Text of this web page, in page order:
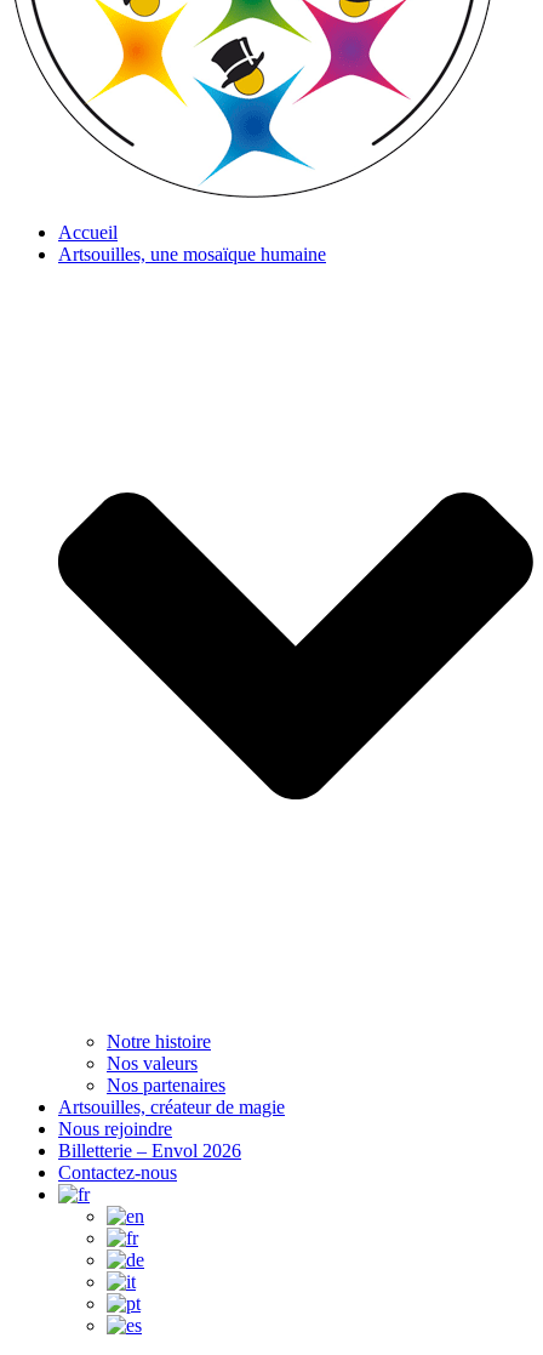
Accueil
Artsouilles, une mosaïque humaine
Notre histoire
Nos valeurs
Nos partenaires
Artsouilles, créateur de magie
Nous rejoindre
Billetterie – Envol 2026
Contactez-nous